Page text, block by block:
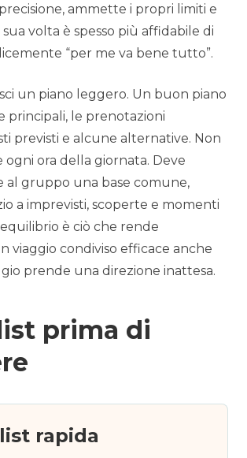
ammette i propri limiti e
volta è spesso più affidabile di
“per me va bene tutto”.
un piano leggero. Un buon piano
principali, le prenotazioni
previsti e alcune alternative. Non
ogni ora della giornata. Deve
al gruppo una base comune,
a imprevisti, scoperte e momenti
è ciò che rende
viaggio condiviso efficace anche
prende una direzione inattesa.
prima di
rapida